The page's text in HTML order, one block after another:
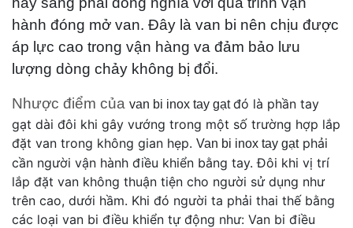
hành đóng mở van. Đây là van bi nên chịu được
áp lực cao trong vận hàng va đảm bảo lưu
lượng dòng chảy không bị đổi.
Nhược điểm của van bi inox tay gạtđó là phần tay
gạt dài đôi khi gây vướng trong một số trường hợp lắp
đặt van trong không gian hẹp. Van bi inox tay gạtphải
cần người vận hành điều khiển bằng tay. Đôi khi vị trí
lắp đặt van không thuận tiện cho người sử dụng như
trên cao, dưới hầm. Khi đó người ta phải thai thế bằng
các loại van bi điều khiển tự động như: Van bi điều